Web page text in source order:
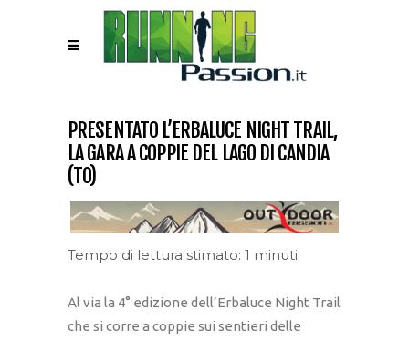
PRESENTATO L’ERBALUCE NIGHT TRAIL,
LA GARA A COPPIE DEL LAGO DI CANDIA
(TO)
Tempo di lettura stimato: 1 minuti
Al via la 4° edizione dell’Erbaluce Night Trail
che si corre a coppie sui sentieri delle